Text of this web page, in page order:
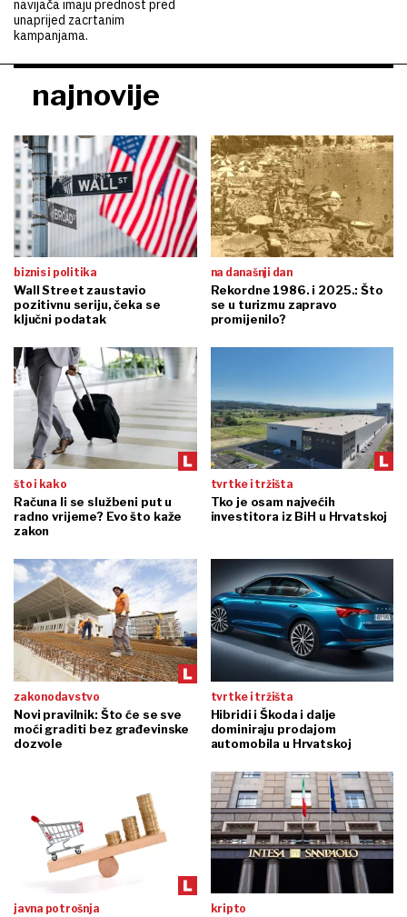
navijača imaju prednost pred
unaprijed zacrtanim
kampanjama.
najnovije
biznis i politika
Wall Street zaustavio
pozitivnu seriju, čeka se
ključni podatak
na današnji dan
Rekordne 1986. i 2025.: Što
se u turizmu zapravo
promijenilo?
što i kako
Računa li se službeni put u
radno vrijeme? Evo što kaže
zakon
tvrtke i tržišta
Tko je osam najvećih
investitora iz BiH u Hrvatskoj
zakonodavstvo
Novi pravilnik: Što će se sve
moći graditi bez građevinske
dozvole
tvrtke i tržišta
Hibridi i Škoda i dalje
dominiraju prodajom
automobila u Hrvatskoj
javna potrošnja kripto